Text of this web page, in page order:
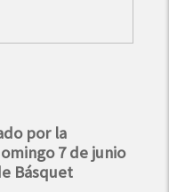
por la
7 de junio
Básquet